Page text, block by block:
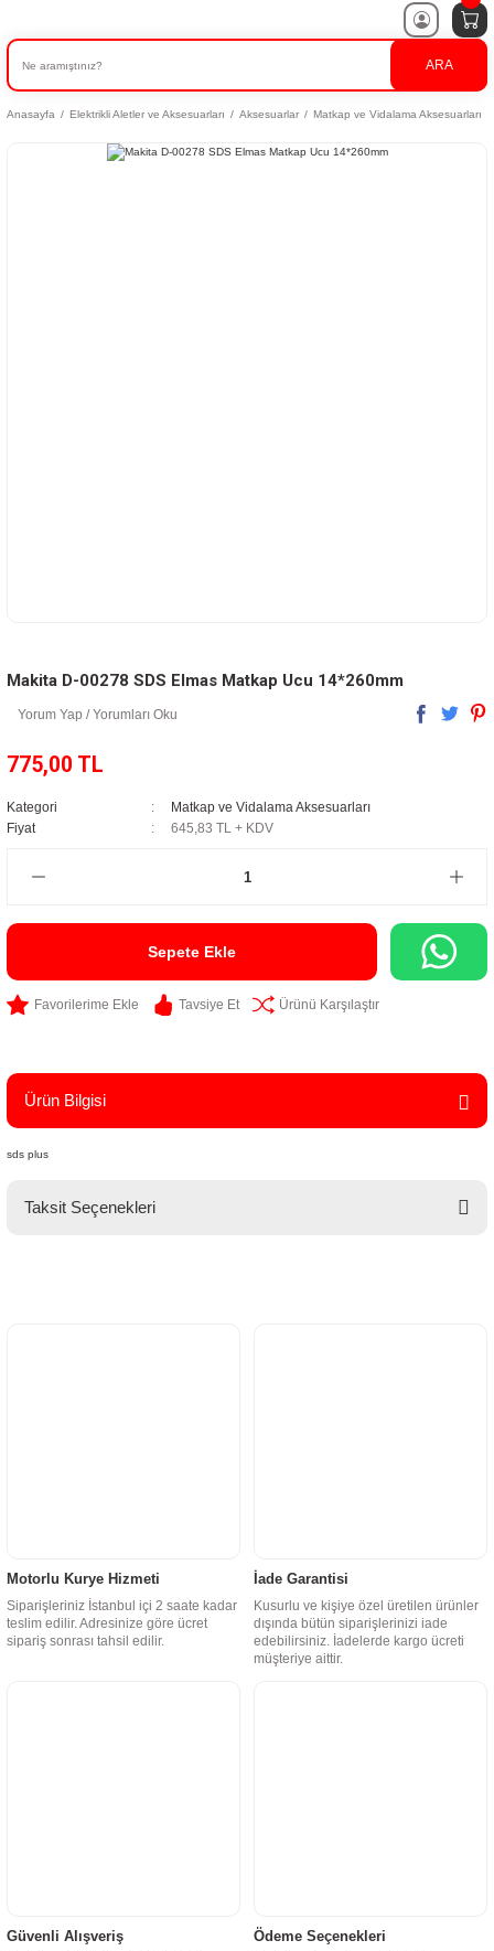
ARA
Anasayfa Elektrikli Aletler ve Aksesuarları Aksesuarlar Matkap ve Vidalama Aksesuarları
Makita D-00278 SDS Elmas Matkap Ucu 14*260mm
Yorum Yap / Yorumları Oku
775,00 TL
Kategori
Matkap ve Vidalama Aksesuarları
Fiyat
645,83 TL + KDV
Sepete Ekle
Tavsiye Et Ürünü Karşılaştır
Ürün Bilgisi
sds plus
Taksit Seçenekleri
Motorlu Kurye Hizmeti
Siparişleriniz İstanbul içi 2 saate kadar
teslim edilir. Adresinize göre ücret
sipariş sonrası tahsil edilir.
İade Garantisi
Kusurlu ve kişiye özel üretilen ürünler
dışında bütün siparişlerinizi iade
edebilirsiniz. İadelerde kargo ücreti
müşteriye aittir.
Güvenli Alışveriş Ödeme Seçenekleri